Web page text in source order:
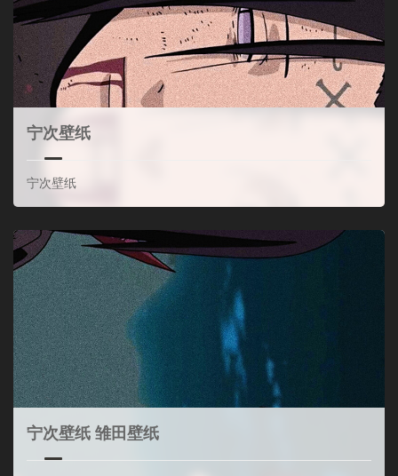
宁次壁纸
宁次壁纸
宁次壁纸 雏田壁纸